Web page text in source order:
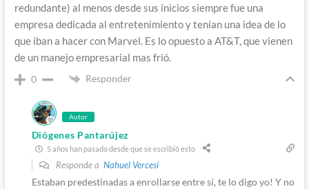
redundante) al menos desde sus inicios siempre fue una
empresa dedicada al entretenimiento y tenían una idea de lo
que iban a hacer con Marvel. Es lo opuesto a AT&T, que vienen
de un manejo empresarial mas frió.
0 Responder
Autor
Diógenes Pantarújez
5 años han pasado desde que se escribió esto
Responde a Nahuel Vercesi
Estaban predestinadas a enrollarse entre sí, te lo digo yo! Y no